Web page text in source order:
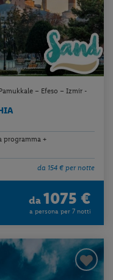
– Efeso – Izmir -
programma +
da 154 € per notte
da 1075 €
a persona per 7 notti